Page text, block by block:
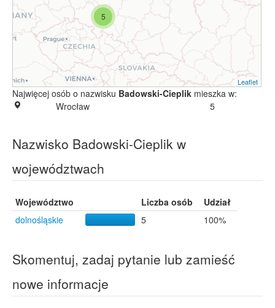
5
Leaflet
Najwięcej osób o nazwisku Badowski-Cieplik mieszka w:
Wrocław
5
Nazwisko Badowski-Cieplik w
województwach
Województwo Liczba osób
Udział
dolnośląskie
5 100%
Skomentuj, zadaj pytanie lub zamieść
nowe informacje